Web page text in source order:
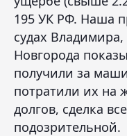
195 УК РФ. Наша
судах
Новгорода
получили за
потратили их на
долгов, сделка
подозрительной.